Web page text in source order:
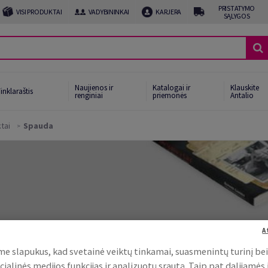
VISI PRODUKTAI VADYBININKAI KARJERA
PRISTATYMO
SĄLYGOS
Naujienos ir
renginiai
Katalogai ir
priemonės
Klauskite
Antalio
Spauda
slapukus, kad svetainė veiktų tinkamai, suasmenintų turinį
medijos funkcijas ir analizuotų srautą. Taip pat